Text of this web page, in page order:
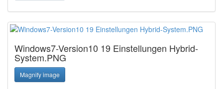
Windows7-Version10 19 Einstellungen Hybrid-
System.PNG
Magnify image